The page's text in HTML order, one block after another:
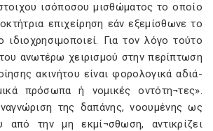
ισόποσου μισθώματος το οποίο
επιχείρηση εάν εξεμίσθωνε το
ιδιοχρησιμοποιεί. Για τον λόγο τούτο
ανωτέρω χειρισμού στην περίπτωση
ακινήτου είναι φορολογικά αδιά-
πρόσωπα ή νομικές οντότη¬τες».
της δαπάνης, νοουμένης ως
από την μη εκμί¬σθωση, αντικρίζει